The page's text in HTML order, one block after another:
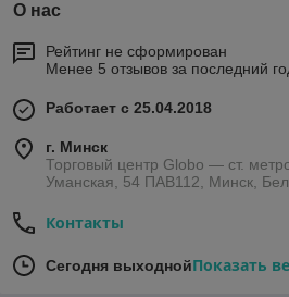
О нас
Рейтинг не сформирован
Менее 5 отзывов за последний
Работает с 25.04.2018
г. Минск
Торговый центр Globo — ст.
Уманская, 54 ПАВ112, Минск,
Контакты
Сегодня выходнойПоказать